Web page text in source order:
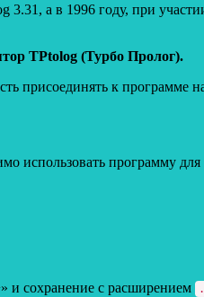
3.31, а в 1996 году, при
TPtolog (Турбо Пролог).
присоединять к программе
использовать программу
и сохранение с расширением